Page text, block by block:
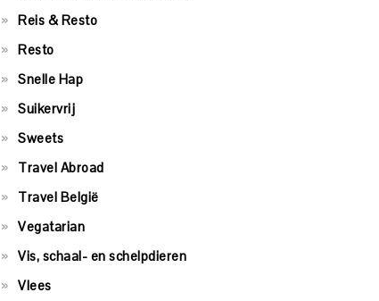
Reis & Resto
Resto
Snelle Hap
Suikervrij
Sweets
Travel Abroad
Travel België
Vegatarian
Vis, schaal- en schelpdieren
Vlees